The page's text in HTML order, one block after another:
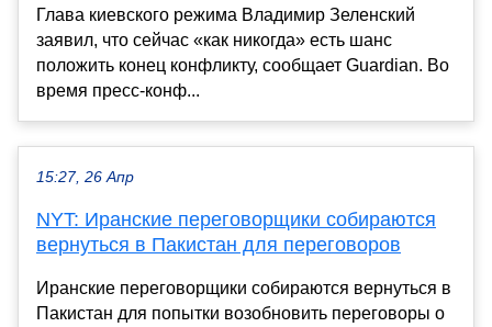
Глава киевского режима Владимир Зеленский
заявил, что сейчас «как никогда» есть шанс
положить конец конфликту, сообщает Guardian. Во
время пресс-конф...
15:27, 26 Апр
NYT: Иранские переговорщики собираются
вернуться в Пакистан для переговоров
Иранские переговорщики собираются вернуться в
Пакистан для попытки возобновить переговоры о